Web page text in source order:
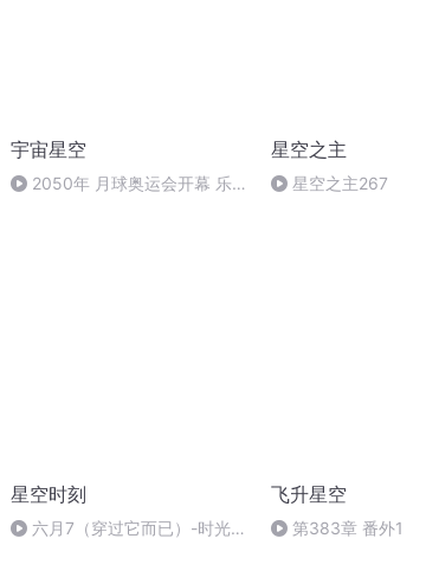
宇宙星空
2050年 月球奥运会开幕 乐
星空之主
星空之主267
星空时刻
六月7（穿过它而已）-时光男
飞升星空
第383章 番外1